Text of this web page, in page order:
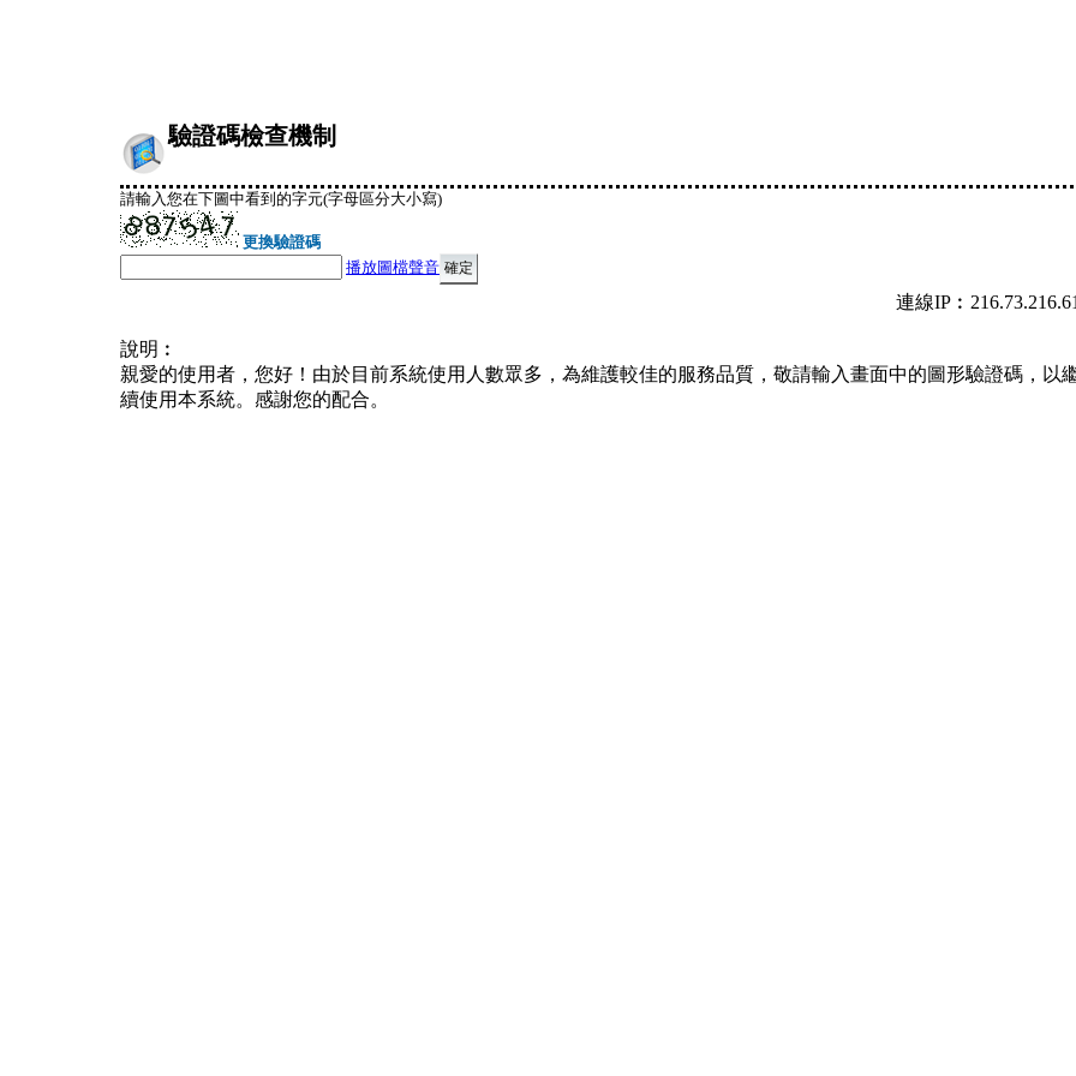
驗證碼檢查機制
請輸入您在下圖中看到的字元(字母區分大小寫)
更換驗證碼
播放圖檔聲音
連線
說明︰
親愛的使用者，您好！由於目前系統使用人數眾多，為維護較佳的服務品質，敬請輸入畫面中的圖形驗證碼，以
續使用本系統。感謝您的配合。